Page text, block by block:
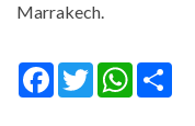
Marrakech.
Facebook
Twitter